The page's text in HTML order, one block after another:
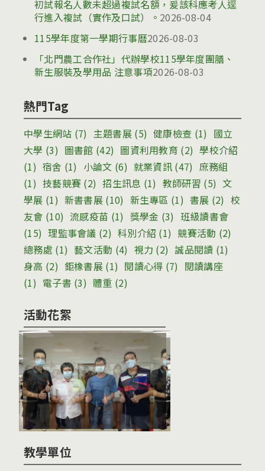
初試報名人數未超過複試名額，爰該科應考人逕
行進入複試（實作及口試）。 2026-08-04
115學年度第一學期行事曆2026-08-03
「北門農工合作社」代辦學校115學年度團膳、
新生服裝及學用品 注意事項2026-08-03
熱門Tag
中學生網站 (7) 主題書展(5) 健康檢查 (1) 國立
大學 (3) 圖書館 (42) 圖資利用教育 (2) 學校介紹
(1) 宿舍 (1) 小論文 (6) 就業資訊 (47) 庶務組
(1) 技藝競賽 (2) 招生訊息 (1) 教師研習 (5) 文
學展 (1) 新書書展 (10) 新生專區 (1) 書展 (2) 校
友會 (10) 流感疫苗 (1) 獎學金 (3) 班級讀書會
(15) 理監事會議 (2) 科別介紹 (1) 競賽活動 (2)
總務處 (1) 藝文活動 (4) 視力 (2) 誠品閱讀 (1)
身高 (2) 鉅橡書展 (1) 閱讀心得 (7) 閱讀講座
(1) 電子書 (3) 體重 (2)
活動花絮
教學單位